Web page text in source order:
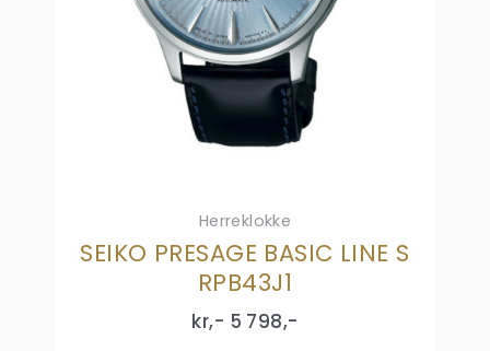
Herreklokke
SEIKO PRESAGE BASIC LINE S
RPB43J1
kr,- 5 798,-